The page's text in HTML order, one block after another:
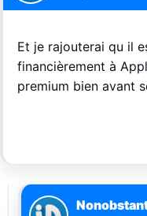
Et je rajouterai qu il
financièrement à
premium bien avant